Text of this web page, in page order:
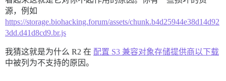
源，例如
https://storage.biohacking.forum/assets/chunk.b4d25944e38d14d92
3dd.d41d8cd9.br.js
我猜这就是为什么 R2 在 配置 S3 兼容对象存储提供商以下载
中被列为不支持的原因。